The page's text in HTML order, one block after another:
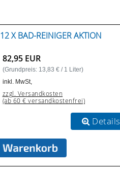
12 X BAD-REINIGER AKTION
82,95 EUR
(Grundpreis: 13,83 € / 1 Liter)
inkl. MwSt,
zzgl. Versandkosten
(ab 60 € versandkostenfrei)
Details